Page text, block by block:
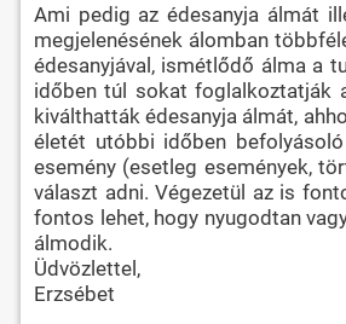
Ami pedig az édesanyja álmát
megjelenésének álomban
édesanyjával, ismétlődő álma a
időben túl sokat foglalkoztatják
kiválthatták édesanyja álmát,
életét utóbbi időben
esemény (esetleg események,
választ adni. Végezetül az is
fontos lehet, hogy nyugodtan
álmodik.
Üdvözlettel,
Erzsébet